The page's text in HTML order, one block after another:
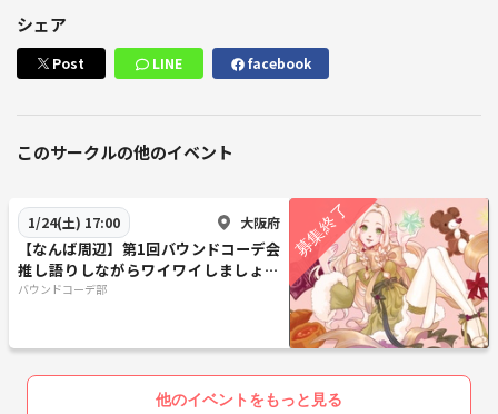
シェア
Post LINE facebook
このサークルの他のイベント
1/24(土) 17:00 大阪府
【なんば周辺】第1回バウンドコーデ会
推し語りしながらワイワイしましょう
✨
バウンドコーデ部
他のイベントをもっと見る